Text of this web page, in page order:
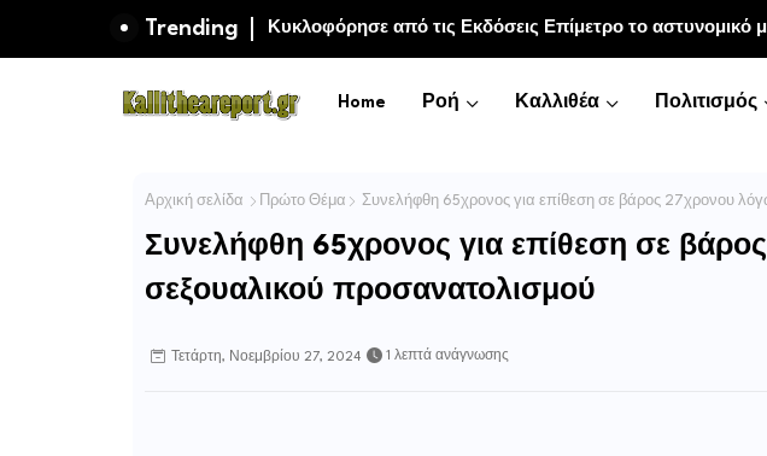
Trending Κολύμβηση: Το «μαγικό ελιξίριο» για τα οστά των
Home Ροή Καλλιθέα Πολιτισμός
Αρχική σελίδα Πρώτο Θέμα Συνελήφθη 65χρονος για επίθεση σε βάρος 27χρονου
Συνελήφθη 65χρονος για επίθεση σε
σεξουαλικού προσανατολισμού
Τετάρτη, Νοεμβρίου 27, 2024 1 λεπτά ανάγνωσης